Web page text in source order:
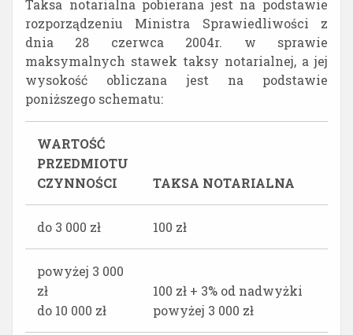
Taksa notarialna pobierana jest na podstawie
rozporządzeniu Ministra Sprawiedliwości z
dnia 28 czerwca 2004r. w sprawie
maksymalnych stawek taksy notarialnej, a jej
wysokość obliczana jest na podstawie
poniższego schematu:
WARTOŚĆ
PRZEDMIOTU
CZYNNOŚCI
TAKSA NOTARIALNA
do 3 000 zł 100 zł
powyżej 3 000
zł
do 10 000 zł
100 zł + 3% od nadwyżki
powyżej 3 000 zł